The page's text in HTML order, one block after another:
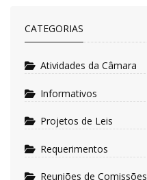
CATEGORIAS
Atividades da Câmara
Informativos
Projetos de Leis
Requerimentos
Reuniões de Comissões